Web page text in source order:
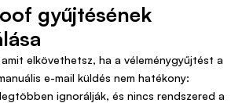
gyűjtésének
elkövethetsz, ha a véleménygyűjtést a
e-mail küldés nem hatékony:
ignorálják, és nincs rendszered a